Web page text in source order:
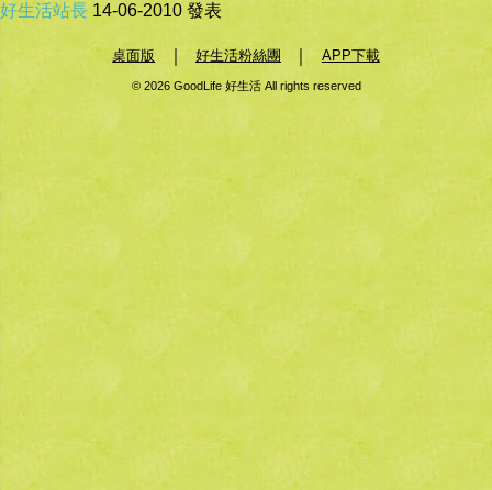
好生活站長 14-06-2010 發表
桌面版 好生活粉絲團 ｜ APP下載
© 2026 GoodLife 好生活 All rights reserved